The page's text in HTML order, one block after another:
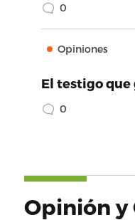
0
Opiniones
El testigo que
0
Opinión y